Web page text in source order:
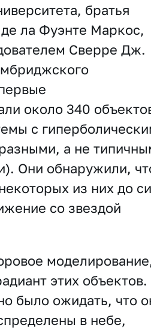
братья
ла Фуэнте Маркос,
Сверре Дж.
около 340
с
а не
Они обнаружили,
из них до
со звездой
этих
было ожидать, что
в небе,